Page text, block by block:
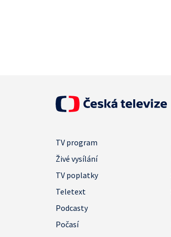
TV program
Živé vysílání
TV poplatky
Teletext
Podcasty
Počasí